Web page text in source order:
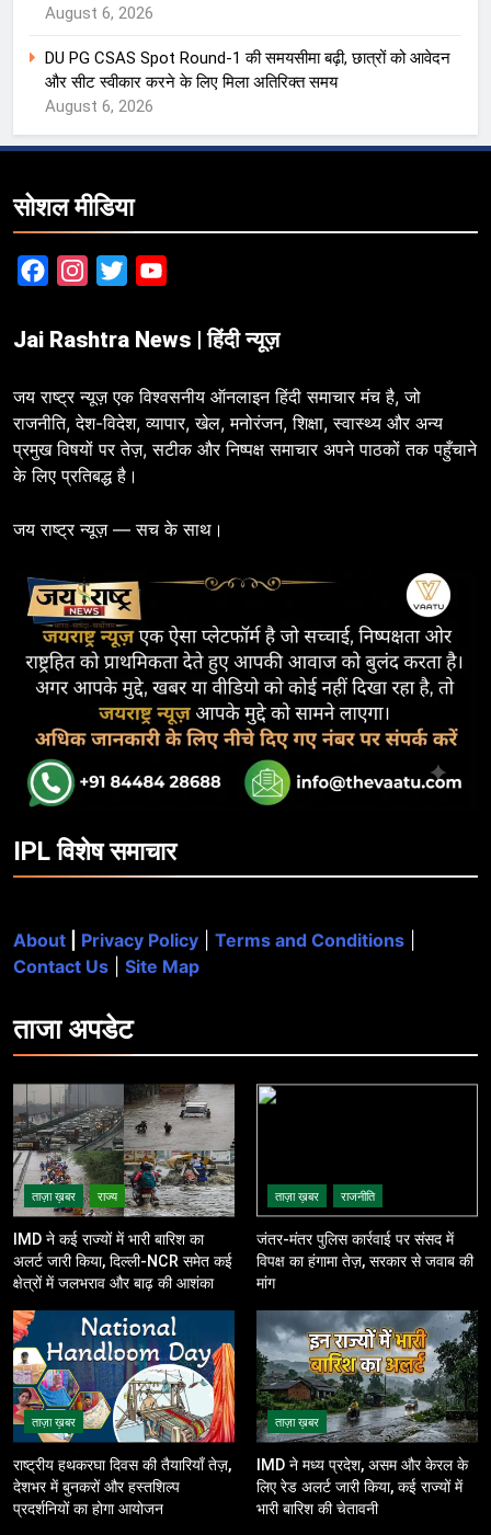
August 6, 2026
DU PG CSAS Spot Round-1 की समयसीमा बढ़ी, छात्रों को आवेदन
और सीट स्वीकार करने के लिए मिला अतिरिक्त समय
August 6, 2026
सोशल मीडिया
FacebookInstagram
Twitter
Jai Rashtra News | हिंदी न्यूज़
जय राष्ट्र न्यूज़ एक विश्वसनीय ऑनलाइन हिंदी समाचार मंच है, जो
राजनीति, देश-विदेश, व्यापार, खेल, मनोरंजन, शिक्षा, स्वास्थ्य और अन्य
प्रमुख विषयों पर तेज़, सटीक और निष्पक्ष समाचार अपने पाठकों तक पहुँचाने
के लिए प्रतिबद्ध है।
जय राष्ट्र न्यूज़ — सच के साथ।
IPL विशेष समाचार
About Privacy Policy Terms and Conditions
Contact Us
Site Map
ताजाअपडेट
ताज़ा ख़बर राज्य
IMD ने कई राज्यों में भारी बारिश का
अलर्ट जारी किया, दिल्ली-NCR समेत कई
क्षेत्रों में जलभराव और बाढ़ की आशंका
ताज़ा ख़बर राजनीति
जंतर-मंतर पुलिस कार्रवाई पर संसद में
विपक्ष का हंगामा तेज़, सरकार से जवाब की
मांग
ताज़ा ख़बर
राष्ट्रीय हथकरघा दिवस की तैयारियाँ तेज़,
देशभर में बुनकरों और हस्तशिल्प
प्रदर्शनियों का होगा आयोजन
ताज़ा ख़बर
IMD ने मध्य प्रदेश, असम और केरल के
लिए रेड अलर्ट जारी किया, कई राज्यों में
भारी बारिश की चेतावनी